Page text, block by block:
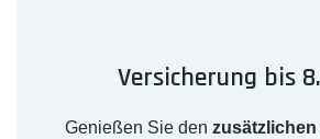
Versicherung bis
Genießen Sie den